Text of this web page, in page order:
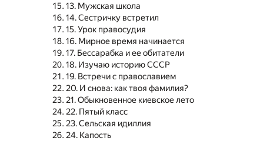
13. Мужская школа
14. Сестричку встретил
15. Урок правосудия
16. Мирное время начинается
17. Бессарабка и ее обитатели
18. Изучаю историю СССР
19. Встречи с православием
20. И снова: как твоя фамилия?
21. Обыкновенное киевское лето
22. Пятый класс
23. Сельская идиллия
24. Капость